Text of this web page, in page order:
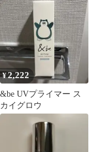
¥2,222
&be UVプライマー ス
カイグロウ